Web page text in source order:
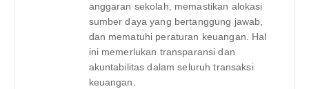
anggaran sekolah, memastikan alokasi
sumber daya yang bertanggung jawab,
dan mematuhi peraturan keuangan. Hal
ini memerlukan transparansi dan
akuntabilitas dalam seluruh transaksi
keuangan.